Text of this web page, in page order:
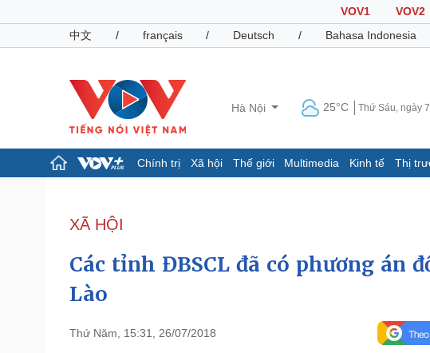
VOV1 VOV2
中文
/ français / Deutsch / Bahasa Indonesia
Hà Nội 25°C Thứ Sáu, ngày
Chính trị Xã hội Thế giới Multimedia Kinh tế Thị
Đảng
Tổ chức nhân sự
Nhận diện sự thật
Dấu ấn VOV
Pháp luật
Thể
XÃ HỘI
Các tỉnh ĐBSCL đã có phương án
Lào
Thứ Năm, 15:31, 26/07/2018